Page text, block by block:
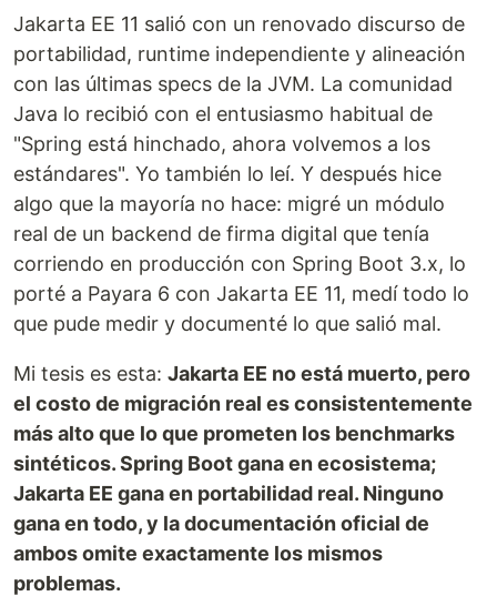
Jakarta EE 11 salió con un renovado discurso de
portabilidad, runtime independiente y alineación
con las últimas specs de la JVM. La comunidad
Java lo recibió con el entusiasmo habitual de
"Spring está hinchado, ahora volvemos a los
estándares". Yo también lo leí. Y después hice
algo que la mayoría no hace: migré un módulo
real de un backend de firma digital que tenía
corriendo en producción con Spring Boot 3.x, lo
porté a Payara 6 con Jakarta EE 11, medí todo lo
que pude medir y documenté lo que salió mal.
Mi tesis es esta: Jakarta EE no está muerto, pero
el costo de migración real es consistentemente
más alto que lo que prometen los benchmarks
sintéticos. Spring Boot gana en ecosistema;
Jakarta EE gana en portabilidad real. Ninguno
gana en todo, y la documentación oficial de
ambos omite exactamente los mismos
problemas.